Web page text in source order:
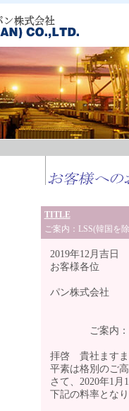
TITLE
ご案内：LSS(韓国を
2019年12月吉日
お客様各位
パン株式会社
ご案内：LSS(
拝啓 貴社ますま
平素は格別のご
さて、2020年1月
下記の料率とな